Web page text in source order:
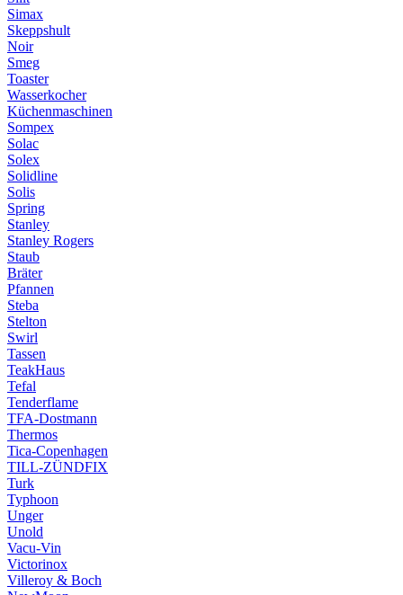
Simax
Skeppshult
Noir
Smeg
Toaster
Wasserkocher
Küchenmaschinen
Sompex
Solac
Solex
Solidline
Solis
Spring
Stanley
Stanley Rogers
Staub
Bräter
Pfannen
Steba
Stelton
Swirl
Tassen
TeakHaus
Tefal
Tenderflame
TFA-Dostmann
Thermos
Tica-Copenhagen
TILL-ZÜNDFIX
Turk
Typhoon
Unger
Unold
Vacu-Vin
Victorinox
Villeroy & Boch